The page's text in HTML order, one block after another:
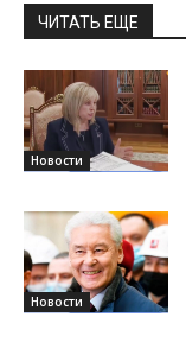
ЧИТАТЬ ЕЩЕ
Новости
Новости